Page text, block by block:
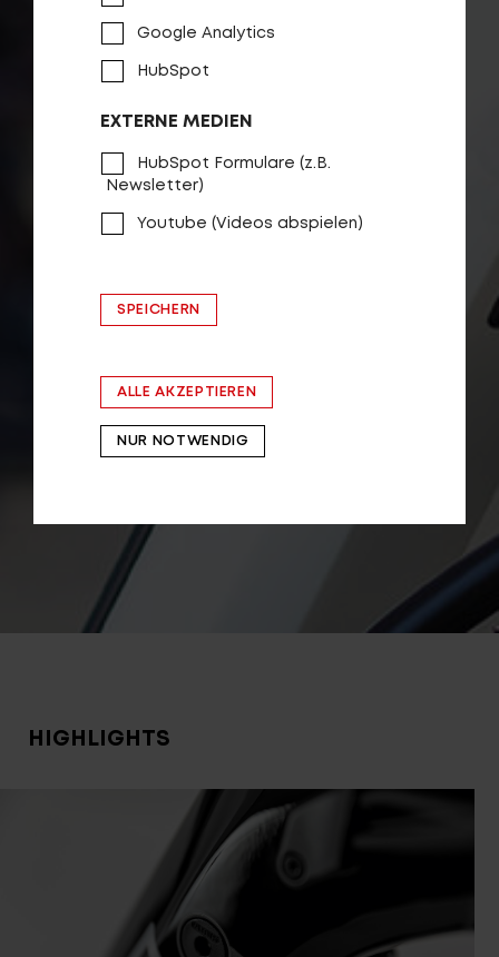
HIGHLIGHTS
Google Analytics
HubSpot
EXTERNE MEDIEN
HubSpot Formulare (z.B.
Newsletter)
Youtube (Videos abspielen)
SPEICHERN
ALLE AKZEPTIEREN
NUR NOTWENDIG